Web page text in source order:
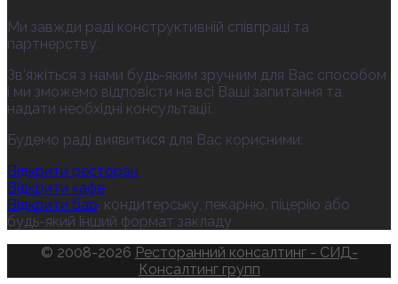
Ми завжди раді конструктивній співпраці та
партнерству.
Зв’яжіться з нами будь-яким зручним для Вас способом
і ми зможемо відповісти на всі Ваші запитання та
надати необхідні консультації.
Будемо раді виявитися для Вас корисними:
Відкрити ресторан
Відкрити кафе
Відкрити бар, кондитерську, пекарню, піцерію або
будь-який інший формат закладу
© 2008-2026 Ресторанний консалтинг - СИД-
Консалтинг групп